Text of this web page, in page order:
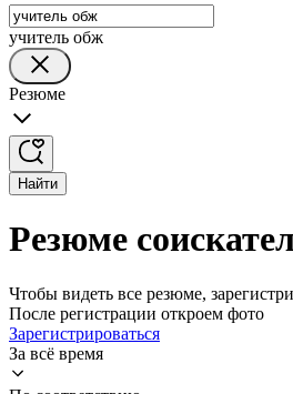
учитель обж
Резюме
Найти
Резюме
Чтобы видеть все резюме,
После регистрации откроем фото
Зарегистрироваться
За всё время